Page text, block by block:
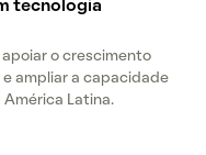
tecnologia
o crescimento
ampliar a capacidade
Latina.